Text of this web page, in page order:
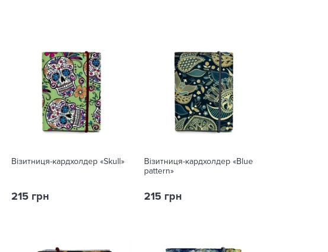
Візитниця-кардхолдер «Skull»
215 грн
Візитниця-кардхолдер «Blue
pattern»
215 грн